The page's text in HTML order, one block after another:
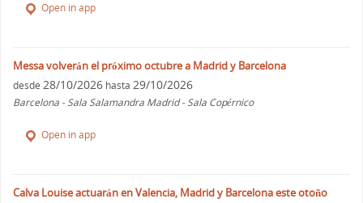
Open in app
Messa volverán el próximo octubre a Madrid y Barcelona
desde 28/10/2026 hasta 29/10/2026
Barcelona - Sala Salamandra Madrid - Sala Copérnico
Open in app
Calva Louise actuarán en Valencia, Madrid y Barcelona este otoño